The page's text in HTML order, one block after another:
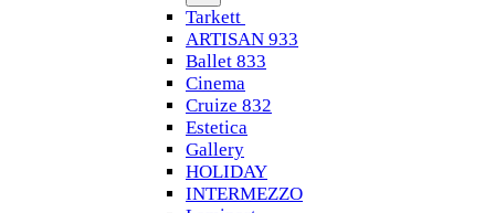
Tarkett
ARTISAN 933
Ballet 833
Cinema
Cruize 832
Estetica
Gallery
HOLIDAY
INTERMEZZO